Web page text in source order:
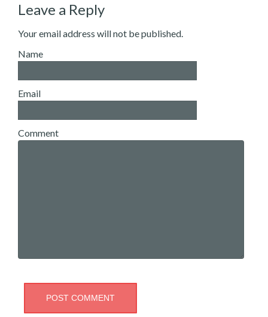
Leave a Reply
Your email address will not be published.
Name
Email
Comment